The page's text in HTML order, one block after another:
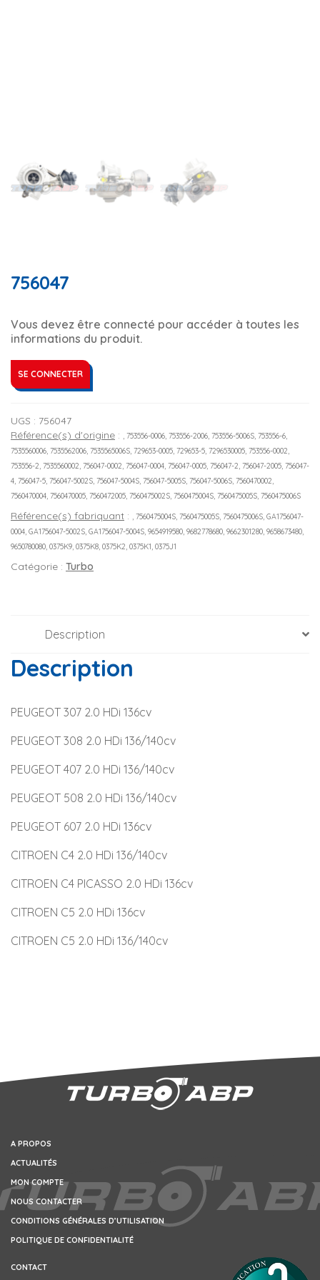
756047
Vous devez être connecté pour accéder à toutes les
informations du produit.
SE CONNECTER
UGS : 756047
Référence(s) d'origine : , 753556-0006, 753556-2006, 753556-5006S, 753556-6,
7535560006, 7535562006, 7535565006S, 729653-0005, 729653-5, 7296530005, 753556-0002,
753556-2, 7535560002, 756047-0002, 756047-0004, 756047-0005, 756047-2, 756047-2005, 756047-
4, 756047-5, 756047-5002S, 756047-5004S, 756047-5005S, 756047-5006S, 7560470002,
7560470004, 7560470005, 7560472005, 7560475002S, 7560475004S, 7560475005S, 7560475006S
Référence(s) fabriquant : , 7560475004S, 7560475005S, 7560475006S, GA1756047-
0004, GA1756047-5002S, GA1756047-5004S, 9654919580, 9682778680, 9662301280, 9658673480,
9650780080, 0375K9, 0375K8, 0375K2, 0375K1, 0375J1
Catégorie : Turbo
Description
Description
PEUGEOT 307 2.0 HDi 136cv
PEUGEOT 308 2.0 HDi 136/140cv
PEUGEOT 407 2.0 HDi 136/140cv
PEUGEOT 508 2.0 HDi 136/140cv
PEUGEOT 607 2.0 HDi 136cv
CITROEN C4 2.0 HDi 136/140cv
CITROEN C4 PICASSO 2.0 HDi 136cv
CITROEN C5 2.0 HDi 136cv
CITROEN C5 2.0 HDi 136/140cv
A PROPOS
ACTUALITÉS
MON COMPTE
NOUS CONTACTER
CONDITIONS GÉNÉRALES D’UTILISATION
POLITIQUE DE CONFIDENTIALITÉ
CONTACT